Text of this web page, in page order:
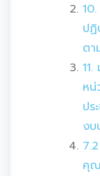
ปฏิ
ตา
หน่
ปร
งบ
คุณ